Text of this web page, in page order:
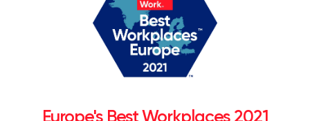
Europe's Best Workplaces 2021